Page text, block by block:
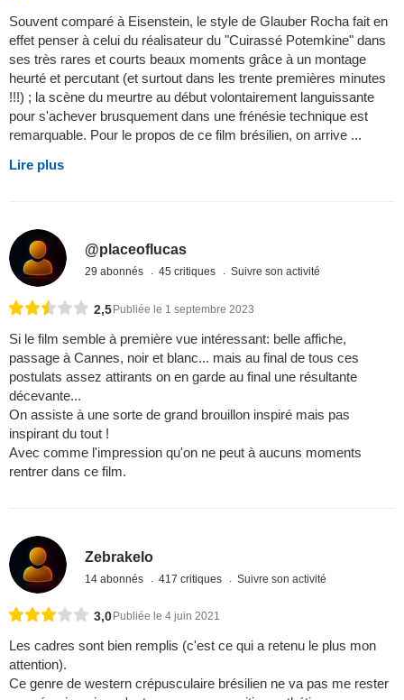
Souvent comparé à Eisenstein, le style de Glauber Rocha fait en
effet penser à celui du réalisateur du "Cuirassé Potemkine" dans
ses très rares et courts beaux moments grâce à un montage
heurté et percutant (et surtout dans les trente premières minutes
!!!) ; la scène du meurtre au début volontairement languissante
pour s'achever brusquement dans une frénésie technique est
remarquable. Pour le propos de ce film brésilien, on arrive ...
Lire plus
@placeoflucas
29 abonnés 45 critiques Suivre son activité
2,5Publiée le 1 septembre 2023
Si le film semble à première vue intéressant: belle affiche,
passage à Cannes, noir et blanc... mais au final de tous ces
postulats assez attirants on en garde au final une résultante
décevante...
On assiste à une sorte de grand brouillon inspiré mais pas
inspirant du tout !
Avec comme l'impression qu'on ne peut à aucuns moments
rentrer dans ce film.
Zebrakelo
14 abonnés 417 critiques Suivre son activité
3,0 Publiée le 4 juin 2021
Les cadres sont bien remplis (c'est ce qui a retenu le plus mon
attention).
Ce genre de western crépusculaire brésilien ne va pas me rester